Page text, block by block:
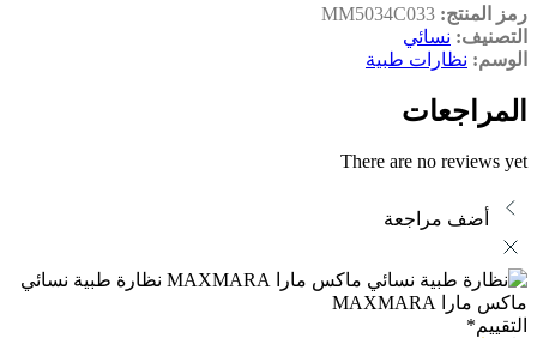
رمز المنتج: MM5034C033
التصنيف: نسائي
الوسم: نظارات طبية
المراجعات
There are no reviews yet
أضف مراجعة
نظارة طبية نسائي
ماكس مارا MAXMARA
التقييم*